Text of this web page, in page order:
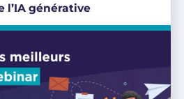
l’IA générative